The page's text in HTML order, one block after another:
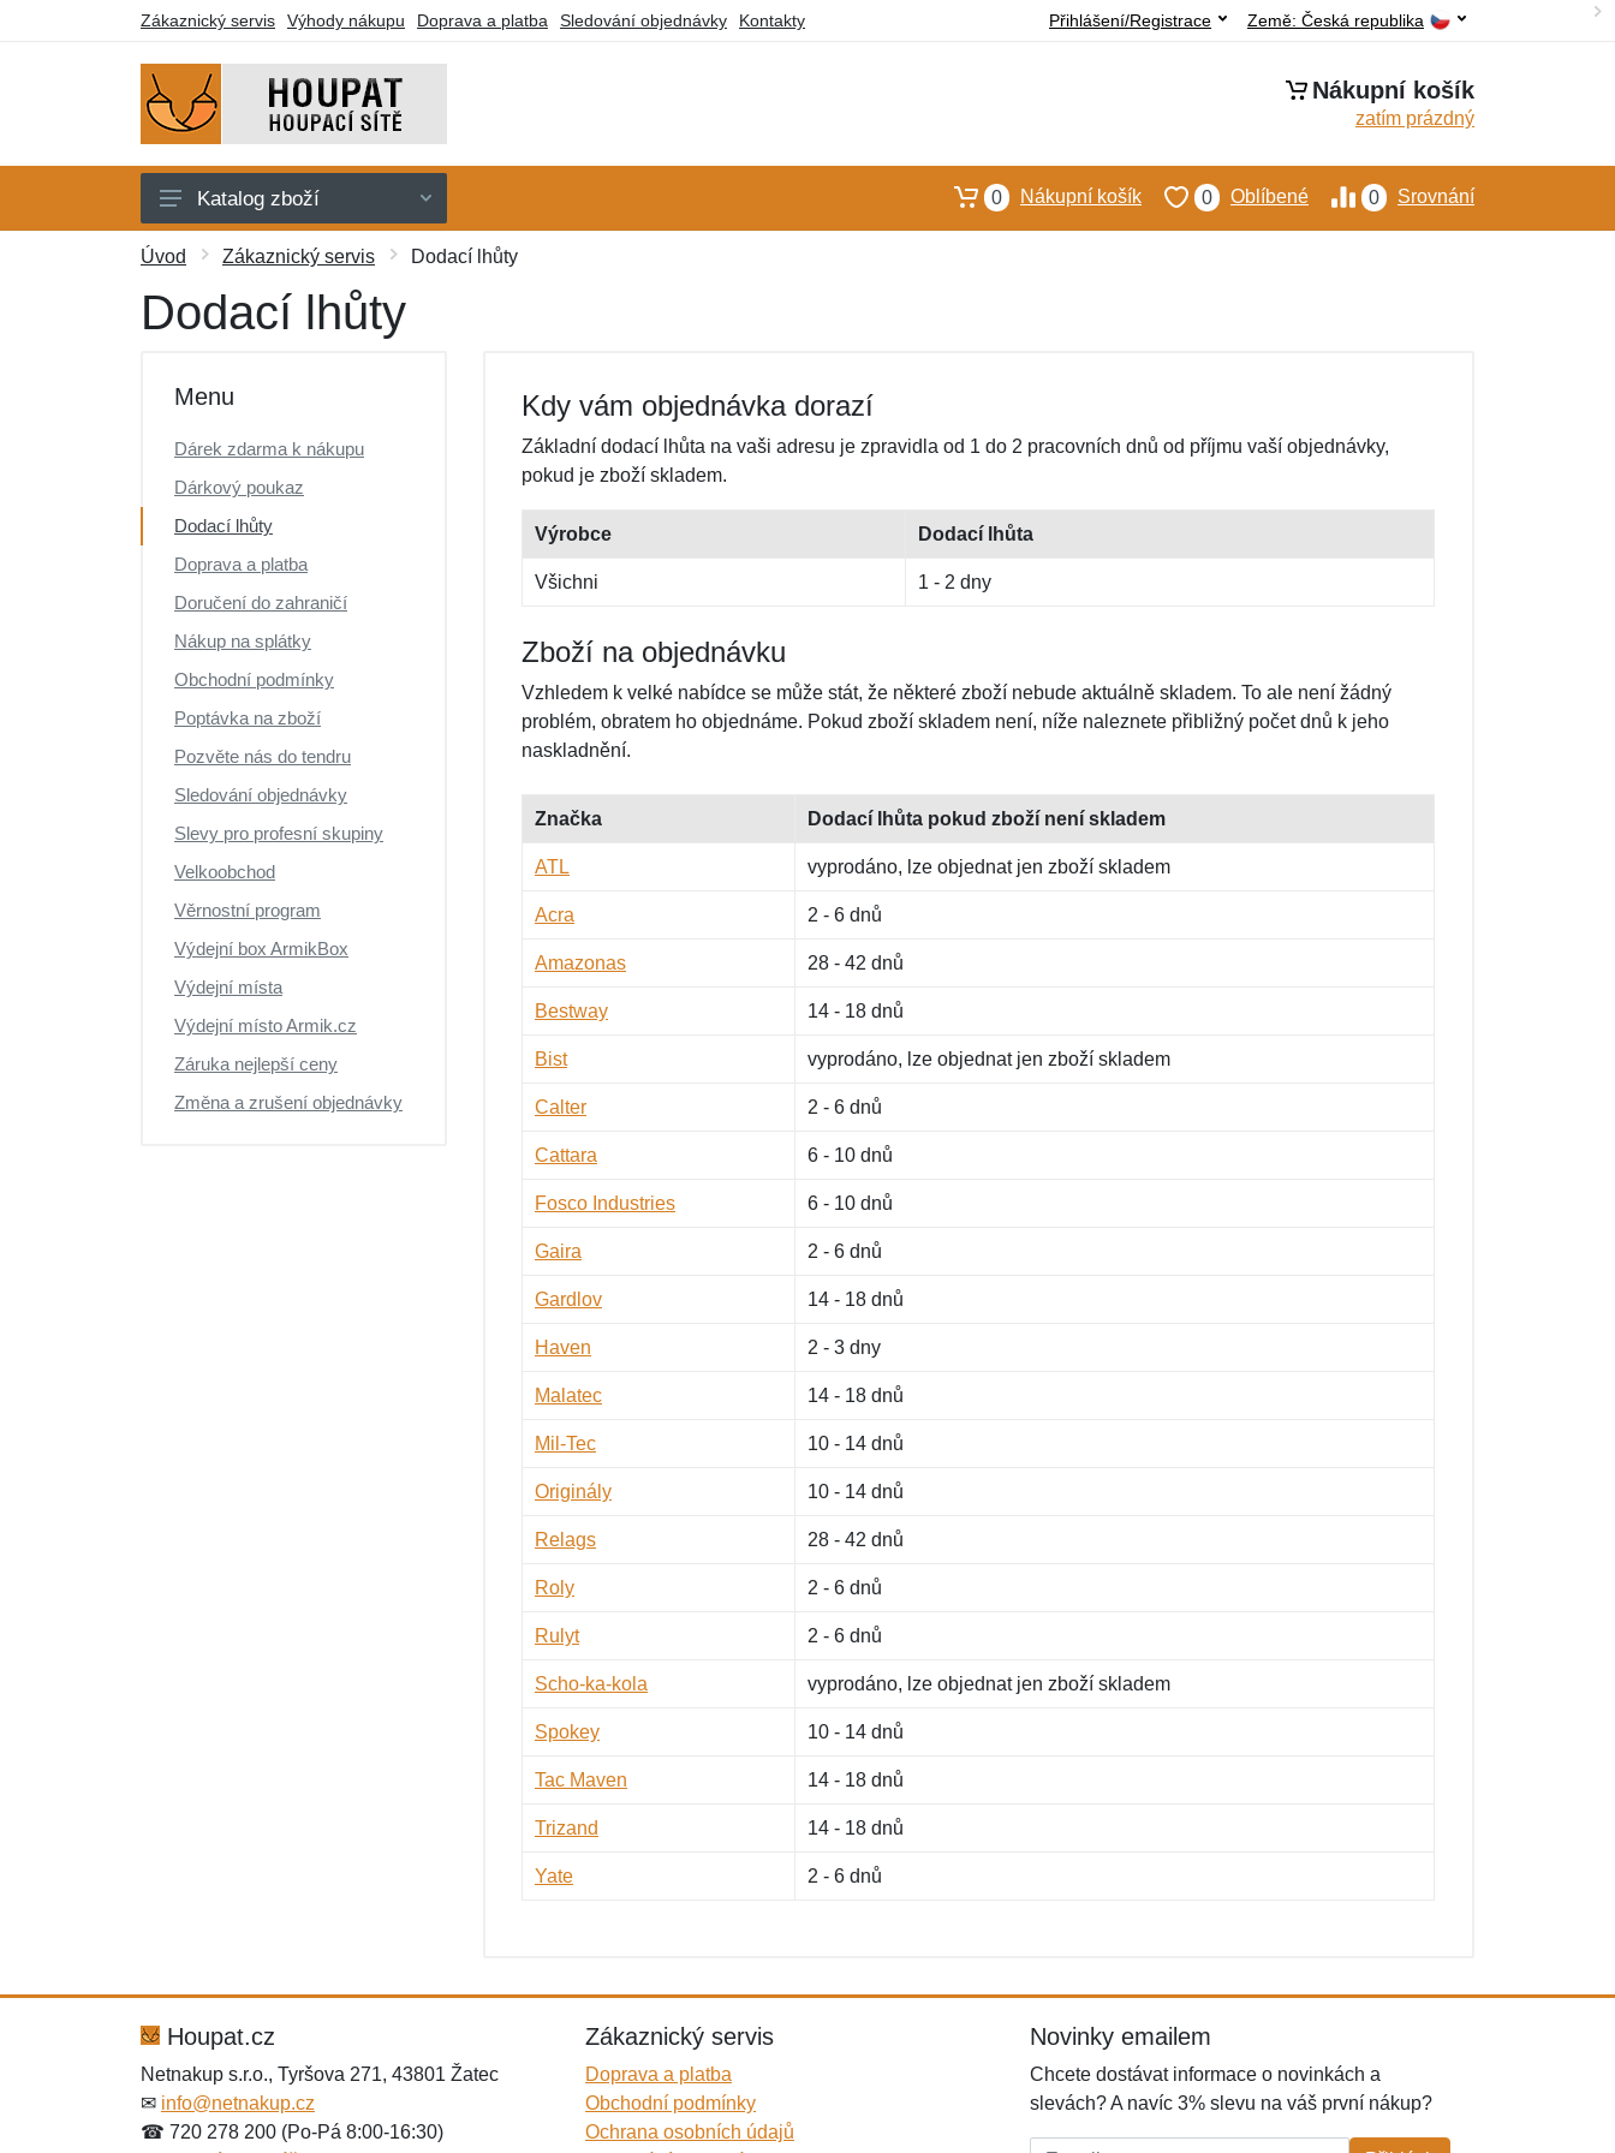
Zákaznický servis Výhody nákupu Doprava a platba Sledování objednávky Kontakty Země: Česká republika
Přihlášení/Registrace
Nákupní košík
zatím prázdný
Houpací sítě
Houpací křesla
Katalog zboží 0 Srovnání
0 Oblíbené
0 Nákupní košík
Úvod Zákaznický servis Dodací lhůty
Dodací lhůty
Menu
Dárek zdarma k nákupu
Dárkový poukaz
Dodací lhůty
Doprava a platba
Doručení do zahraničí
Nákup na splátky
Obchodní podmínky
Poptávka na zboží
Pozvěte nás do tendru
Sledování objednávky
Slevy pro profesní skupiny
Velkoobchod
Věrnostní program
Výdejní box ArmikBox
Výdejní místa
Výdejní místo Armik.cz
Záruka nejlepší ceny
Změna a zrušení objednávky
Kdy vám objednávka dorazí
Základní dodací lhůta na vaši adresu je zpravidla od 1 do 2 pracovních dnů od příjmu vaší objednávky,
pokud je zboží skladem.
Výrobce Dodací lhůta
Všichni 1 - 2 dny
Zboží na objednávku
Vzhledem k velké nabídce se může stát, že některé zboží nebude aktuálně skladem. To ale není žádný
problém, obratem ho objednáme. Pokud zboží skladem není, níže naleznete přibližný počet dnů k jeho
naskladnění.
Značka Dodací lhůta pokud zboží není skladem
ATL vyprodáno, lze objednat jen zboží skladem
Acra 2 - 6 dnů
Amazonas 28 - 42 dnů
Bestway 14 - 18 dnů
Bist vyprodáno, lze objednat jen zboží skladem
Calter 2 - 6 dnů
Cattara 6 - 10 dnů
Fosco Industries 6 - 10 dnů
Gaira 2 - 6 dnů
Gardlov 14 - 18 dnů
Haven 2 - 3 dny
Malatec 14 - 18 dnů
Mil-Tec 10 - 14 dnů
Originály 10 - 14 dnů
Relags 28 - 42 dnů
Roly 2 - 6 dnů
Rulyt 2 - 6 dnů
Scho-ka-kola vyprodáno, lze objednat jen zboží skladem
Spokey 10 - 14 dnů
Tac Maven 14 - 18 dnů
Trizand 14 - 18 dnů
Yate 2 - 6 dnů
Houpat.cz
Netnakup s.r.o., Tyršova 271, 43801 Žatec
✉ info@netnakup.cz
☎ 720 278 200 (Po-Pá 8:00-16:30)
Zákaznický servis
Doprava a platba
Obchodní podmínky
Ochrana osobních údajů
Novinky emailem
Chcete dostávat informace o novinkách a
slevách? A navíc 3% slevu na váš první nákup?